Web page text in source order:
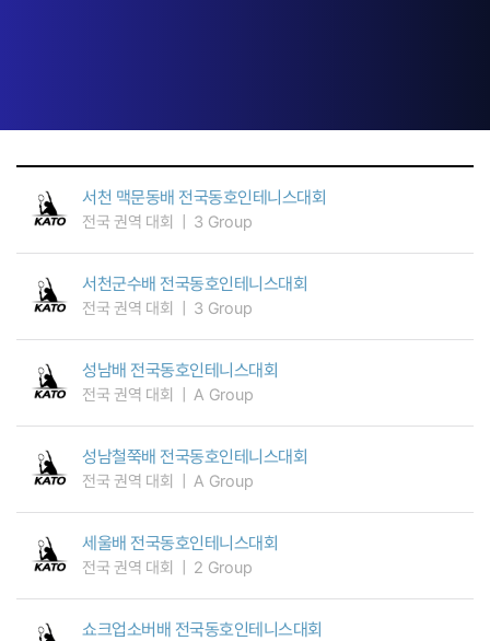
서천 맥문동배 전국동호인테니스대회
전국 권역 대회 3 Group
서천군수배 전국동호인테니스대회
전국 권역 대회 3 Group
성남배 전국동호인테니스대회
전국 권역 대회 A Group
성남철쭉배 전국동호인테니스대회
전국 권역 대회 A Group
세울배 전국동호인테니스대회
전국 권역 대회 2 Group
쇼크업소버배 전국동호인테니스대회